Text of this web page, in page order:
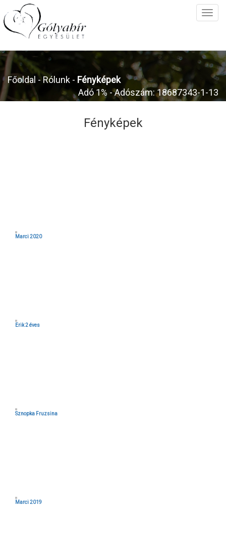
Főoldal - Rólunk - Fényképek
Adó 1% - Adószám: 18687343-1-13
Fényképek
Marci 2020
Erik 2 éves
Sznopka Fruzsina
Marci 2019